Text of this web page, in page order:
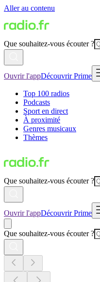
Aller au contenu
Que souhaitez-vous écouter ?
Ouvrir l'appDécouvrir Prime
Top 100 radios
Podcasts
Sport en direct
À proximité
Genres musicaux
Thèmes
Que souhaitez-vous écouter ?
Ouvrir l'appDécouvrir Prime
Que souhaitez-vous écouter ?